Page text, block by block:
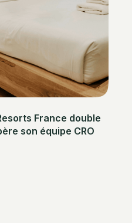
France double
son équipe CRO